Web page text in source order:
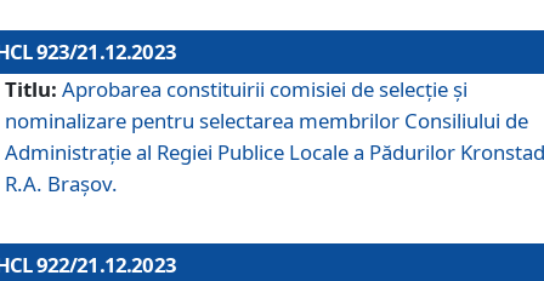
923/21.12.2023
Titlu: Aprobarea constituirii comisiei de selecție și
nominalizare pentru selectarea membrilor Consiliului de
Administrație al Regiei Publice Locale a Pădurilor
R.A. Brașov.
922/21.12.2023